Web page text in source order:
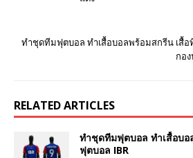
ทำชุดทีมฟุตบอล ทำเสื้อบอลพร้อมสกรีน เสื้
กอ
RELATED ARTICLES
ทำชุดทีมฟุตบอล ทำเสื้อบอ
ฟุตบอล IBR